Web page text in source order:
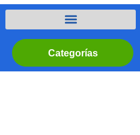
Categorías